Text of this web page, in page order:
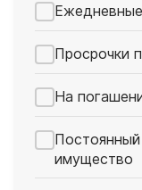
Просрочки
На
имущество